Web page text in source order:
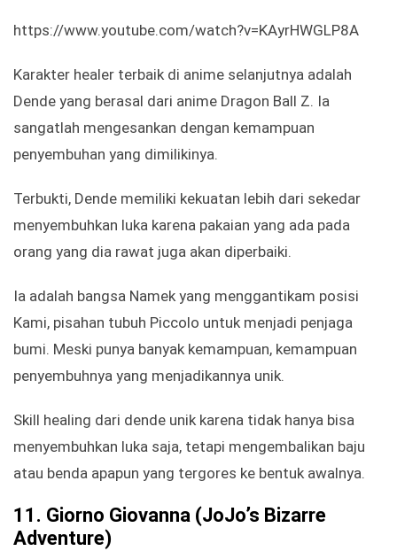
https://www.youtube.com/watch?v=KAyrHWGLP8A
Karakter healer terbaik di anime selanjutnya adalah
Dende yang berasal dari anime Dragon Ball Z. Ia
sangatlah mengesankan dengan kemampuan
penyembuhan yang dimilikinya.
Terbukti, Dende memiliki kekuatan lebih dari sekedar
menyembuhkan luka karena pakaian yang ada pada
orang yang dia rawat juga akan diperbaiki.
Ia adalah bangsa Namek yang menggantikam posisi
Kami, pisahan tubuh Piccolo untuk menjadi penjaga
bumi. Meski punya banyak kemampuan, kemampuan
penyembuhnya yang menjadikannya unik.
Skill healing dari dende unik karena tidak hanya bisa
menyembuhkan luka saja, tetapi mengembalikan baju
atau benda apapun yang tergores ke bentuk awalnya.
11. Giorno Giovanna (JoJo’s Bizarre
Adventure)